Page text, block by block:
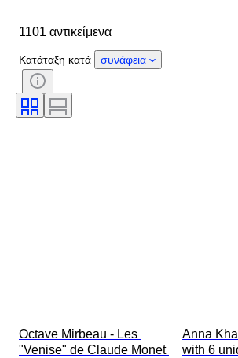
Υλικό
Θέμα
Τεχνική
Υπογραφή
Έκδοση
Καλλιτέχνης
1101 αντικείμενα
Κατάταξη κατά συνάφεια
Octave Mirbeau - Les
"Venise" de Claude Monet
Anna
with 6